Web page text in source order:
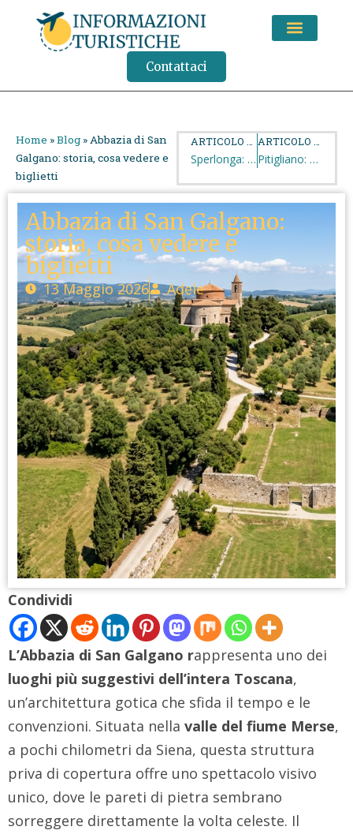
Contattaci
Home »Blog »Abbazia di San
Galgano: storia, cosa vedere e
biglietti
ARTICOLO PRECEDENTE
Sperlonga: cosa vedere tra borgo bianco, Villa di Tiberio e spiagge più belle
ARTICOLO SUCCESSIVO
Pitigliano: cosa vedere nella città del tufo tra centro storico, ghetto e vie cave
Abbazia di San Galgano:
storia, cosa vedere e
biglietti
13 Maggio 2026 Adele
Condividi
L’Abbazia di San Galgano rappresenta uno dei
luoghi più suggestivi dell’intera Toscana,
un’architettura gotica che sfida il tempo e le
convenzioni. Situata nella valle del fiume Merse,
a pochi chilometri da Siena, questa struttura
priva di copertura offre uno spettacolo visivo
unico, dove le pareti di pietra sembrano
sorreggere direttamente la volta celeste. Il